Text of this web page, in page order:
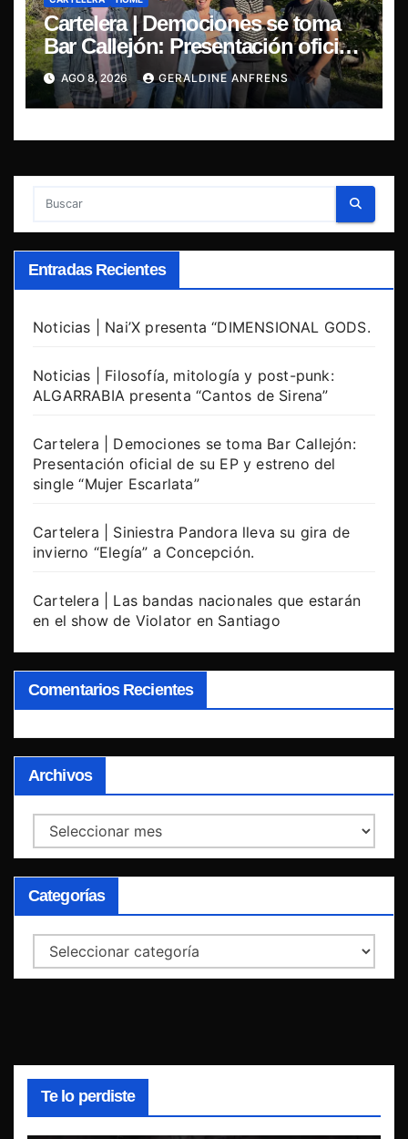
Cartelera | Demociones se toma
Bar Callejón: Presentación oficial
de su EP y estreno del single
“Mujer Escarlata”
AGO 8, 2026 GERALDINE ANFRENS
Entradas Recientes
Noticias | Nai’X presenta “DIMENSIONAL GODS.
Noticias | Filosofía, mitología y post-punk:
ALGARRABIA presenta “Cantos de Sirena”
Cartelera | Demociones se toma Bar Callejón:
Presentación oficial de su EP y estreno del
single “Mujer Escarlata”
Cartelera | Siniestra Pandora lleva su gira de
invierno “Elegía” a Concepción.
Cartelera | Las bandas nacionales que estarán
en el show de Violator en Santiago
Comentarios Recientes
Archivos
Archivos
Categorías
Categorías
Te lo perdiste